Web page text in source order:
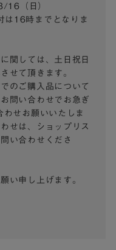
（日）
16時までとなりま
関しては、土日祝日
せて頂きます。
のご購入品について
問い合わせでお急ぎ
わせお願いいたしま
せは、ショップリス
い合わせくださ
い申し上げます。